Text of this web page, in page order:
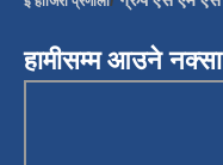
हामीसम्म आउने नक्सा